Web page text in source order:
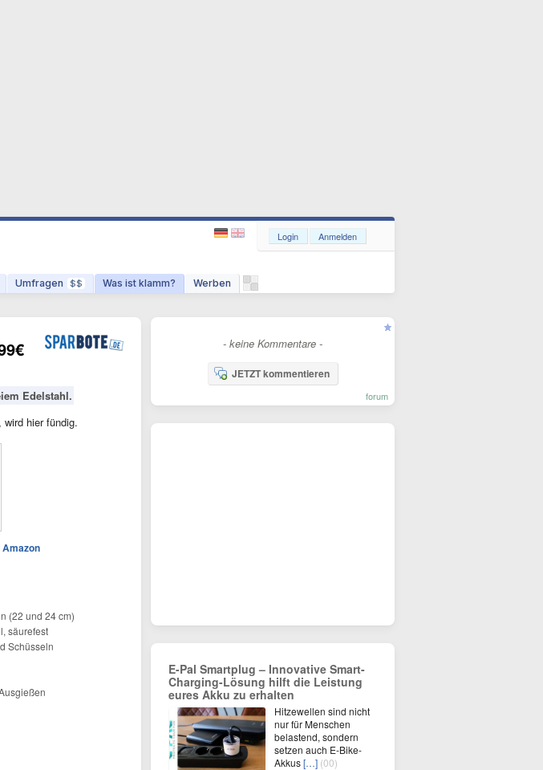
Umfragen $$ Was ist klamm? Werben
Login Anmelden
Edelstahl.
hier fündig.
Amazon
(22 und 24 cm)
säurefest
Schüsseln
- keine Kommentare -
JETZT kommentieren
forum
E-Pal Smartplug – Innovative Smart-
Charging-Lösung hilft die Leistung
eures Akku zu erhalten
Hitzewellen sind nicht
nur für Menschen
belastend, sondern
setzen auch E-Bike-
Akkus[…] (00)